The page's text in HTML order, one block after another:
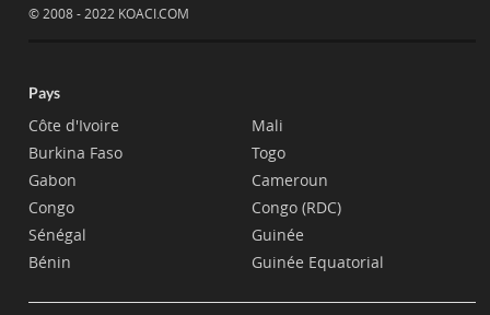
© 2008 - 2022 KOACI.COM
Pays
Côte d'Ivoire
Burkina Faso
Gabon
Congo
Sénégal
Bénin
Mali
Togo
Cameroun
Congo (RDC)
Guinée
Guinée Equatorial